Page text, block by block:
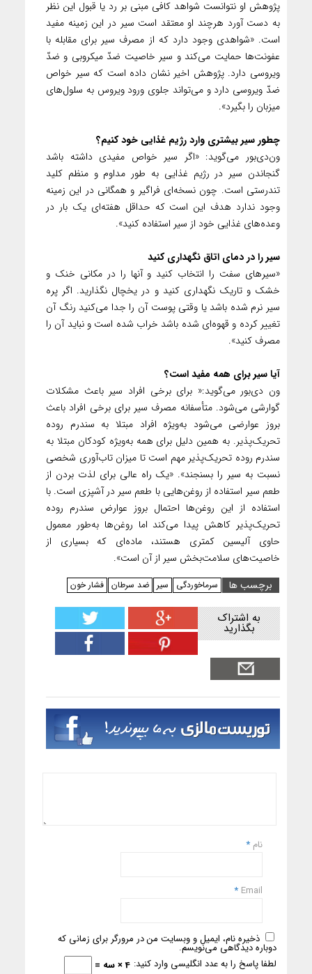
پژوهش او نتوانست شواهد کافی مبنی بر رد یا قبول این نظر
به دست آورد هرچند او معتقد است سیر در این زمینه مفید
است. «شواهدی وجود دارد که از مصرف سیر برای مقابله با
عفونت‌ها حمایت می‌کند و سیر خاصیت ضدّ میکروبی و ضدّ
ویروسی دارد. پژوهش اخیر نشان داده است که سیر خواص
ضدّ ویروسی دارد و می‌تواند جلوی ورود ویروس به سلول‌های
میزبان را بگیرد».
چطور سیر بیشتری وارد رژیم غذایی خود کنیم؟
ون‌دی‌بور می‌گوید: «اگر سیر خواص مفیدی داشته باشد
گنجاندن سیر در رژیم غذایی به طور مداوم و منظم کلید
تندرستی است. چون نسخه‌ای فراگیر و همگانی در این زمینه
وجود ندارد هدف این است که حداقل هفته‌ای یک بار در
وعده‌های غذایی خود از سیر استفاده کنید».
سیر را در دمای اتاق نگهداری کنید
«سیر‌های سفت را انتخاب کنید و آنها را در مکانی خنک و
خشک و تاریک نگهداری کنید و در یخچال نگذارید. اگر پره‌
سیر نرم شده باشد یا وقتی پوست آن را جدا می‌کنید رنگ آن
تغییر کرده و قهوه‌ای شده باشد خراب شده است و نباید آن را
مصرف کنید».
آیا سیر برای همه مفید است؟
ون دی‌بور می‌گوید:« برای برخی افراد سیر باعث مشکلات
گوارشی می‌شود. متأسفانه مصرف سیر برای برخی افراد باعث
بروز عوارضی می‌شود به‌ویژه افراد مبتلا به سندرم روده
تحریک‌پذیر. به همین دلیل برای همه به‌ویژه کودکان مبتلا به
سندرم روده تحریک‌پذیر مهم است تا میزان تاب‌آوری شخصی
نسبت به سیر را بسنجند». «یک راه عالی برای لذت بردن از
طعم سیر استفاده از روغن‌هایی با طعم سیر در آشپزی است. با
استفاده از این روغن‌ها احتمال بروز عوارض سندرم روده
تحریک‌پذیر کاهش پیدا می‌کند اما روغن‌ها به‌طور معمول
حاوی آلیسین کمتری هستند، ماده‌‌ای که بسیاری از
خاصیت‌های سلامت‌بخش سیر از آن است».
برچسب ها
سرماخوردگی سیر ضد سرطان فشار خون
به اشتراک
بگذارید
نام *
Email
*
ذخیره نام، ایمیل و وبسایت من در مرورگر برای زمانی که
دوباره دیدگاهی می‌نویسم.
لطفا پاسخ را به عدد انگلیسی وارد کنید: 4 × سه =